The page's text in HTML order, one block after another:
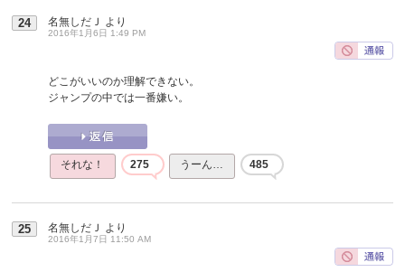
24 名無しだＪ より
2016年1月6日 1:49 PM
どこがいいのか理解できない。
ジャンプの中では一番嫌い。
それな！ 275 うーん… 485
25 名無しだＪ より
2016年1月7日 11:50 AM